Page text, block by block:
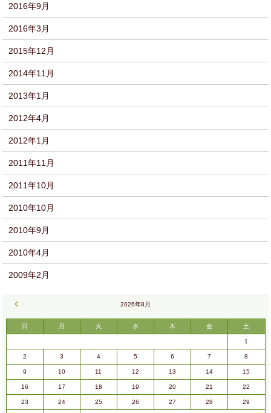
2016年9月
2016年3月
2015年12月
2014年11月
2013年1月
2012年4月
2012年1月
2011年11月
2011年10月
2010年10月
2010年9月
2010年4月
2009年2月
2026年8月
日 月 火 水 木 金 土
1
2 3 4 5 6 7 8
9 10 11 12 13 14 15
16 17 18 19 20 21 22
23 24 25 26 27 28 29